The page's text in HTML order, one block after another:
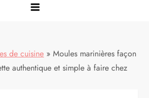
de cuisine » Moules marinières façon
authentique et simple à faire chez